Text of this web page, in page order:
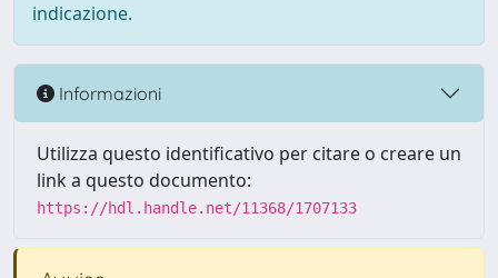
indicazione.
Informazioni
Utilizza questo identificativo per citare o creare un
link a questo documento:
https://hdl.handle.net/11368/1707133